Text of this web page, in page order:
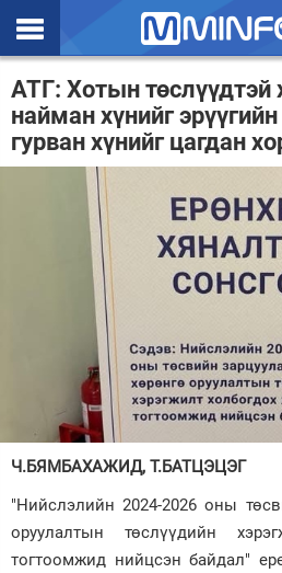
Эхлэл
Цаг агаар
Валют ханш
Эдийн засаг
Дэлхий
Зурхай
АТГ: Хотын төслүүдтэй
найман хүнийг
гурван хүнийг цагдан
Ч.БЯМБАХАЖИД, Т.БАТЦЭЦЭГ
"Нийслэлийн 2024-2026 оны
оруулалтын төслүүдийн
тогтоомжид нийцсэн байдал"